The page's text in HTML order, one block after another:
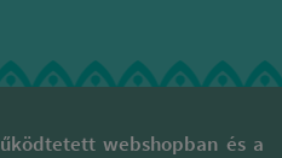
webshopban és a